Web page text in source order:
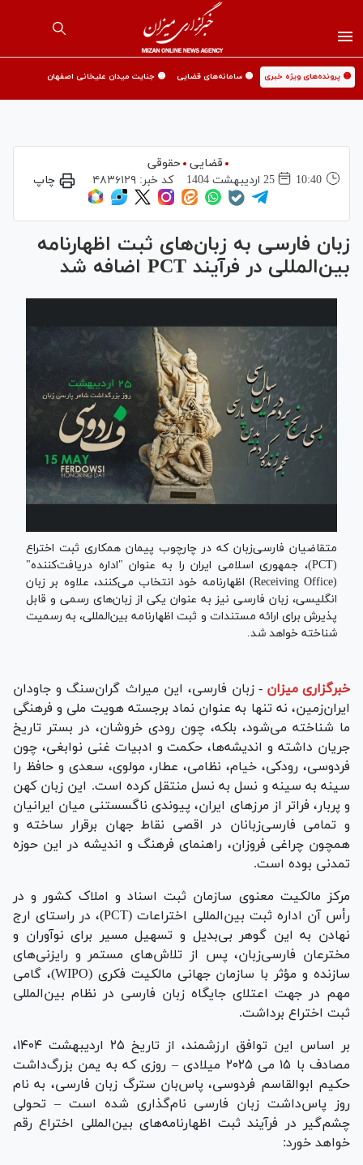
🟡 پرونده‌های ویژه خبری 🟡 سامانه‌های قضایی 🟡 جنایت میدان علیخانی اصفهان
قضایی حقوقی
10:40
25 ارديبهشت 1404 کد خبر: ۴۸۳۶۱۲۹ چاپ
زبان فارسی به زبان‌های ثبت اظهارنامه
بین‌المللی در فرآیند PCT اضافه شد
متقاضیان فارسی‌زبان که در چارچوب پیمان همکاری ثبت اختراع
(PCT)، جمهوری اسلامی ایران را به عنوان "اداره دریافت‌کننده"
(Receiving Office) اظهارنامه خود انتخاب می‌کنند، علاوه بر زبان
انگلیسی، زبان فارسی نیز به عنوان یکی از زبان‌های رسمی و قابل
پذیرش برای ارائه مستندات و ثبت اظهارنامه بین‌المللی، به رسمیت
شناخته خواهد شد.
خبرگزاری میزان - زبان فارسی، این میراث گران‌سنگ و جاودان
ایران‌زمین، نه تنها به عنوان نماد برجسته‌ هویت ملی و فرهنگی
ما شناخته می‌شود، بلکه، چون رودی خروشان، در بستر تاریخ
جریان داشته و اندیشه‌ها، حکمت و ادبیات غنی نوابغی، چون
فردوسی، رودکی، خیام، نظامی، عطار، مولوی، سعدی و حافظ را
سینه به سینه و نسل به نسل منتقل کرده است. این زبان کهن
و پربار، فراتر از مرز‌های ایران، پیوندی ناگسستنی میان ایرانیان
و تمامی فارسی‌زبانان در اقصی نقاط جهان برقرار ساخته و
همچون چراغی فروزان، راهنمای فرهنگ و اندیشه در این حوزه
تمدنی بوده است.
مرکز مالکیت معنوی سازمان ثبت اسناد و املاک کشور و در
رأس آن اداره ثبت بین‌المللی اختراعات (PCT)، در راستای ارج
نهادن به این گوهر بی‌بدیل و تسهیل مسیر برای نوآوران و
مخترعان فارسی‌زبان، پس از تلاش‌های مستمر و رایزنی‌های
سازنده و مؤثر با سازمان جهانی مالکیت فکری (WIPO)، گامی
مهم در جهت اعتلای جایگاه زبان فارسی در نظام بین‌المللی
ثبت اختراع برداشت.
بر اساس این توافق ارزشمند، از تاریخ ۲۵ اردیبهشت ۱۴۰۴،
مصادف با ۱۵ می ۲۰۲۵ میلادی – روزی که به یمن بزرگ‌داشت
حکیم ابوالقاسم فردوسی، پاس‌بان سترگ زبان فارسی، به نام
روز پاس‌داشت زبان فارسی نام‌گذاری شده است – تحولی
چشم‌گیر در فرآیند ثبت اظهارنامه‌های بین‌المللی اختراع رقم
خواهد خورد: